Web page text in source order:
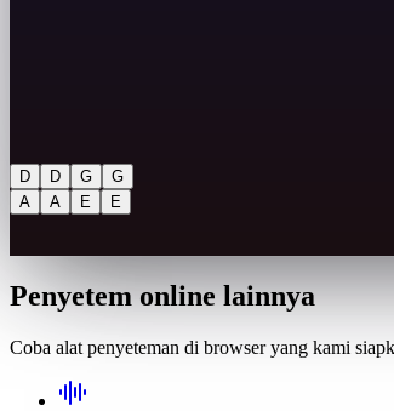
D D G
G
A
A E E
Penyetem online lainnya
Coba alat penyeteman di browser yang kami